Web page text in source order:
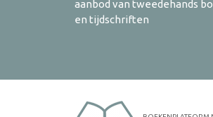
aanbod van tweedehands
en tijdschriften